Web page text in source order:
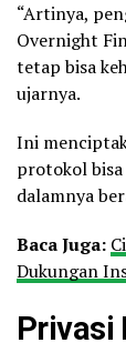
“Artinya,
Overnight
tetap bisa
ujarnya.
Ini
protokol bisa
dalamnya
Baca Juga:
Dukungan
Privasi